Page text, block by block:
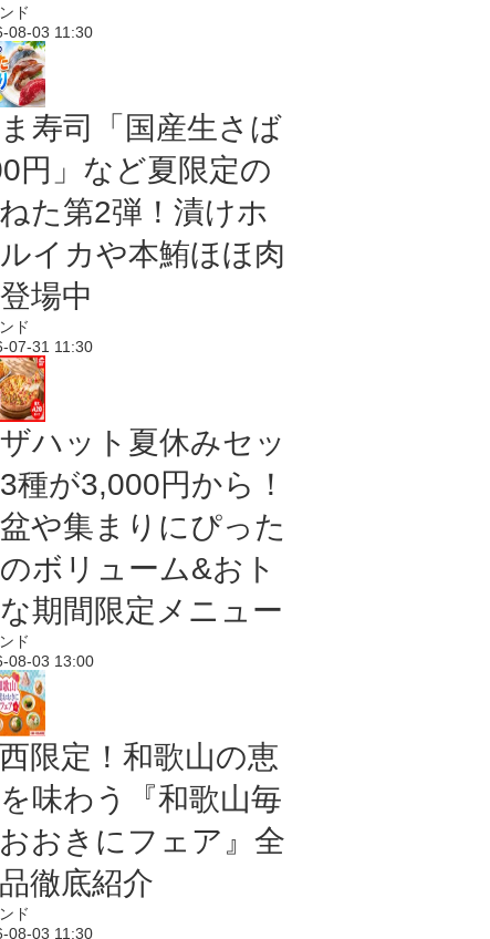
ド
08-03 11:30
寿司「国産生さば
円」など夏限定の
た第2弾！漬けホ
イカや本鮪ほほ肉
場中
ド
07-31 11:30
ハット夏休みセッ
3種が3,000円から！
や集まりにぴった
ボリューム&おト
期間限定メニュー
ド
08-03 13:00
限定！和歌山の恵
味わう『和歌山毎
おきにフェア』全
徹底紹介
ド
08-03 11:30